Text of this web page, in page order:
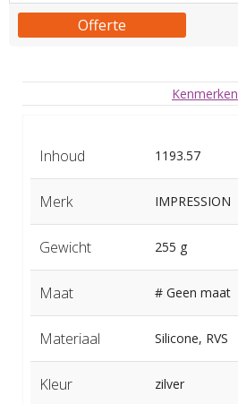
Offerte
Kenmerken
Inhoud 1193.57
Merk IMPRESSION
Gewicht 255 g
Maat # Geen maat
Materiaal Silicone, RVS
Kleur zilver